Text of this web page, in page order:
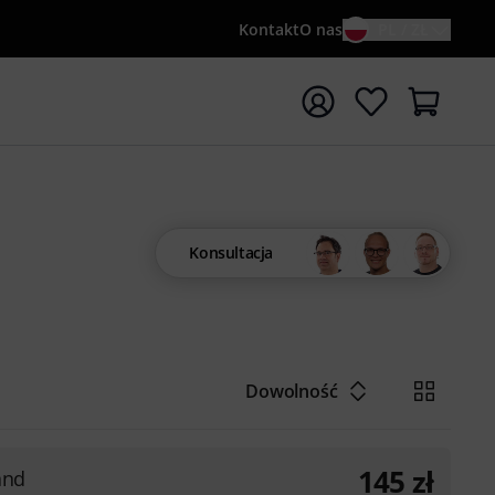
KontaktO nas
wyszukiwanie od słowa kluczowego {searchTerm}
Konsultacja
Dowolność
145 zł